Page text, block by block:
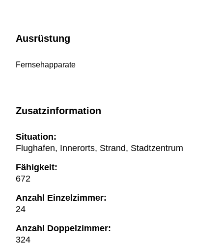
Ausrüstung
Fernsehapparate
Zusatzinformation
Situation:
Flughafen, Innerorts, Strand, Stadtzentrum
Fähigkeit:
672
Anzahl Einzelzimmer:
24
Anzahl Doppelzimmer:
324